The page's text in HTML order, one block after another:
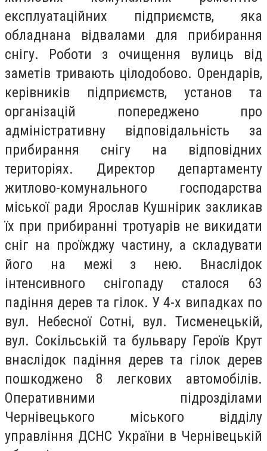
експлуатаційних підприємств, яка
обладнана відвалами для прибирання
снігу. Роботи з очищення вулиць від
заметів тривають цілодобово. Орендарів,
керівників підприємств, установ та
організацій попереджено про
адміністративну відповідальність за
прибирання снігу на відповідних
територіях. Директор департаменту
житлово-комунального господарства
міської ради Ярослав Кушнірик закликав
їх при прибиранні тротуарів не викидати
сніг на проїжджу частину, а складувати
його на межі з нею. Внаслідок
інтенсивного снігопаду сталося 63
падіння дерев та гілок. У 4-х випадках по
вул. Небесної Сотні, вул. Тисменецькій,
вул. Сокільській та бульвару Героїв Крут
внаслідок падіння дерев та гілок дерев
пошкоджено 8 легкових автомобілів.
Оперативними підрозділами
Чернівецького міського відділу
управління ДСНС України в Чернівецькій